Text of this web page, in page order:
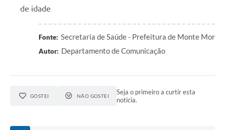
de idade
Fonte: Secretaria de Saúde - Prefeitura de Monte Mor
Autor: Departamento de Comunicação
GOSTEI NÃO GOSTEI
Seja o primeiro a curtir esta
notícia.